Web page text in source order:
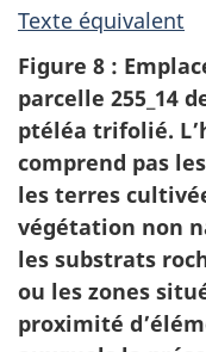
Texte équivalent
Figure 8 :
parcelle 255_14
ptéléa trifolié.
comprend pas
les terres
végétation non
les substrats
ou les zones
proximité